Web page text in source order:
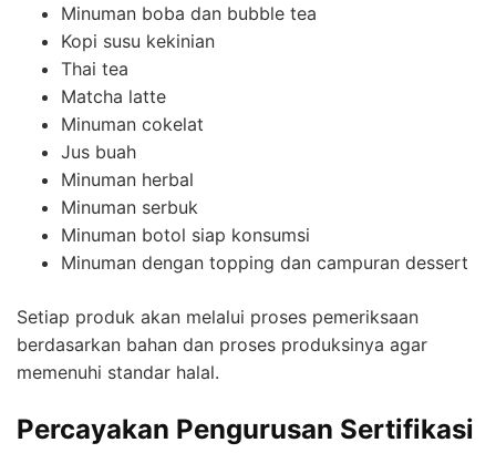
Minuman boba dan bubble tea
Kopi susu kekinian
Thai tea
Matcha latte
Minuman cokelat
Jus buah
Minuman herbal
Minuman serbuk
Minuman botol siap konsumsi
Minuman dengan topping dan campuran dessert
Setiap produk akan melalui proses pemeriksaan
berdasarkan bahan dan proses produksinya agar
memenuhi standar halal.
Percayakan Pengurusan Sertifikasi